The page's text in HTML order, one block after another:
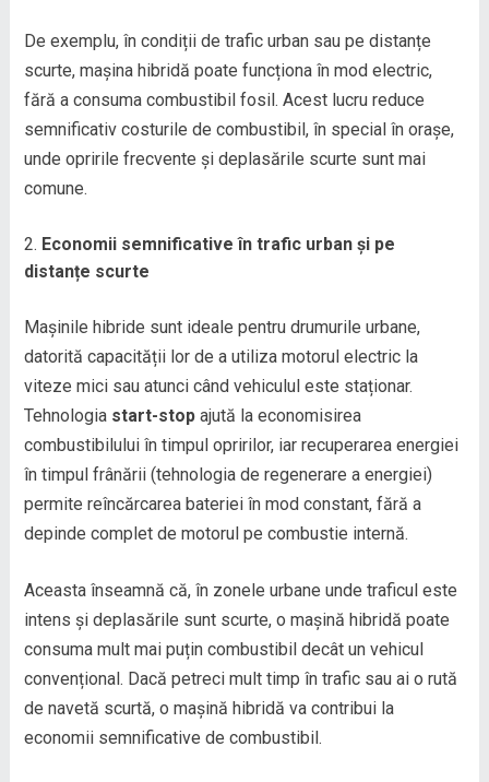
De exemplu, în condiții de trafic urban sau pe distanțe
scurte, mașina hibridă poate funcționa în mod electric,
fără a consuma combustibil fosil. Acest lucru reduce
semnificativ costurile de combustibil, în special în orașe,
unde opririle frecvente și deplasările scurte sunt mai
comune.
Economii semnificative în trafic urban și pe
distanțe scurte
Mașinile hibride sunt ideale pentru drumurile urbane,
datorită capacității lor de a utiliza motorul electric la
viteze mici sau atunci când vehiculul este staționar.
Tehnologia start-stopajută la economisirea
combustibilului în timpul opririlor, iar recuperarea energiei
în timpul frânării (tehnologia de regenerare a energiei)
permite reîncărcarea bateriei în mod constant, fără a
depinde complet de motorul pe combustie internă.
Aceasta înseamnă că, în zonele urbane unde traficul este
intens și deplasările sunt scurte, o mașină hibridă poate
consuma mult mai puțin combustibil decât un vehicul
convențional. Dacă petreci mult timp în trafic sau ai o rută
de navetă scurtă, o mașină hibridă va contribui la
economii semnificative de combustibil.